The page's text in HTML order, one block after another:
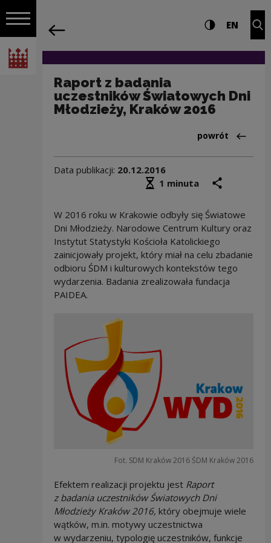
Włącz nawigację
Narodowe Centrum Kultury
Nawigacja Ustawienia i Wysoki
EN
Raport z badania
uczestników Światowych Dni
Młodzieży, Kraków 2016
Powrót do:Baza
powrót
Data publikacji: 20.12.2016
Średni czas czytania
1 minuta
W 2016 roku w Krakowie odbyły się Światowe
Dni Młodzieży. Narodowe Centrum Kultury oraz
Instytut Statystyki Kościoła Katolickiego
zainicjowały projekt, który miał na celu zbadanie
odbioru ŚDM i kulturowych kontekstów tego
wydarzenia. Badania zrealizowała fundacja
PAIDEA.
Fot. SDM Kraków 2016 ŚDM Kraków 2016
Efektem realizacji projektu jest Raport
z badania uczestników Światowych Dni
Młodzieży Kraków 2016, który obejmuje wiele
wątków, m.in. motywy uczestnictwa
w wydarzeniu, typologię uczestników, funkcje